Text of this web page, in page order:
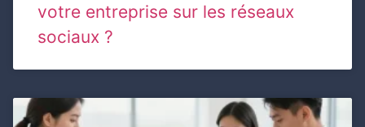
votre entreprise sur les réseaux
sociaux ?